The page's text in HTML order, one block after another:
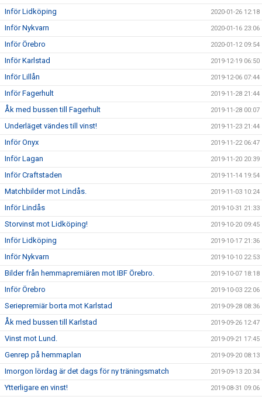
Inför Lidköping 2020-01-26 12:18
Inför Nykvarn 2020-01-16 23:06
Inför Örebro 2020-01-12 09:54
Inför Karlstad 2019-12-19 06:50
Inför Lillån 2019-12-06 07:44
Inför Fagerhult 2019-11-28 21:44
Åk med bussen till Fagerhult 2019-11-28 00:07
Underläget vändes till vinst! 2019-11-23 21:44
Inför Onyx 2019-11-22 06:47
Inför Lagan 2019-11-20 20:39
Inför Craftstaden 2019-11-14 19:54
Matchbilder mot Lindås. 2019-11-03 10:24
Inför Lindås 2019-10-31 21:33
Storvinst mot Lidköping! 2019-10-20 09:45
Inför Lidköping 2019-10-17 21:36
Inför Nykvarn 2019-10-10 22:53
Bilder från hemmapremiären mot IBF Örebro. 2019-10-07 18:18
Inför Örebro 2019-10-03 22:06
Seriepremiär borta mot Karlstad 2019-09-28 08:36
Åk med bussen till Karlstad 2019-09-26 12:47
Vinst mot Lund. 2019-09-21 17:45
Genrep på hemmaplan 2019-09-20 08:13
Imorgon lördag är det dags för ny träningsmatch 2019-09-13 20:34
Ytterligare en vinst! 2019-08-31 09:06